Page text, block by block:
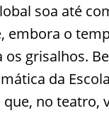
soa até
embora o
grisalhos.
da
que, no